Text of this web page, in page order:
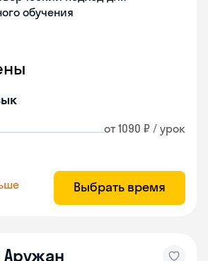
обучения
от 1090 ₽ / урок
Выбрать время
Аружан